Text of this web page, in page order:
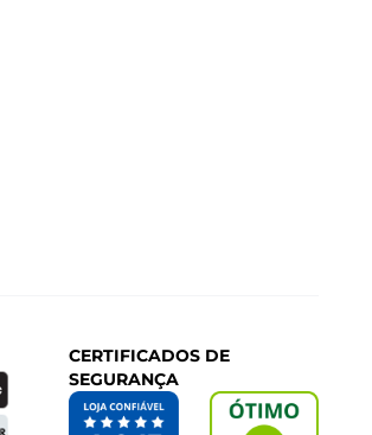
CERTIFICADOS DE
SEGURANÇA